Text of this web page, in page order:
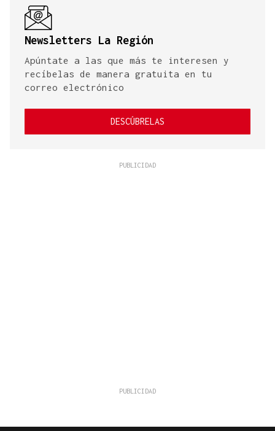
Newsletters La Región
Apúntate a las que más te interesen y
recíbelas de manera gratuita en tu
correo electrónico
DESCÚBRELAS